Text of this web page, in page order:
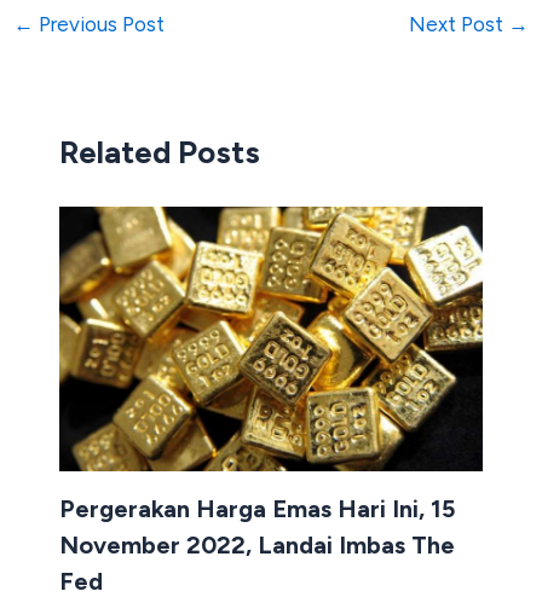
← Previous Post Next Post →
Related Posts
Pergerakan Harga Emas Hari Ini, 15
November 2022, Landai Imbas The
Fed